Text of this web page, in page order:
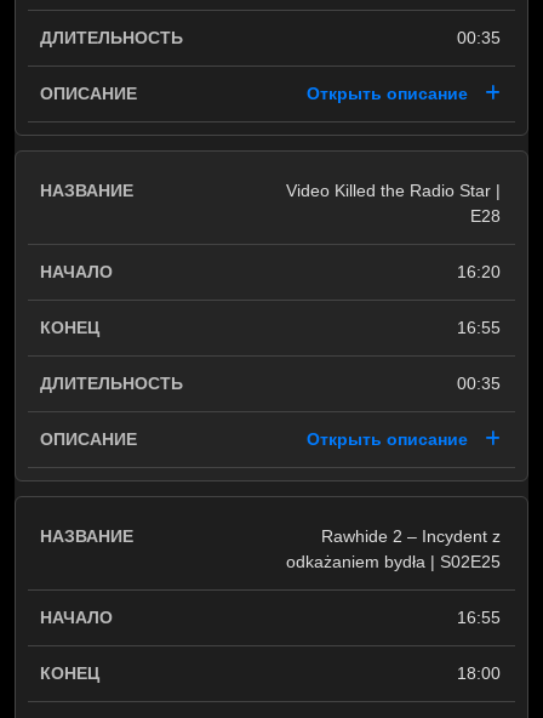
00:35
Открыть описание
Video Killed the Radio Star |
E28
16:20
16:55
00:35
Открыть описание
Rawhide 2 – Incydent z
odkażaniem bydła | S02E25
16:55
18:00